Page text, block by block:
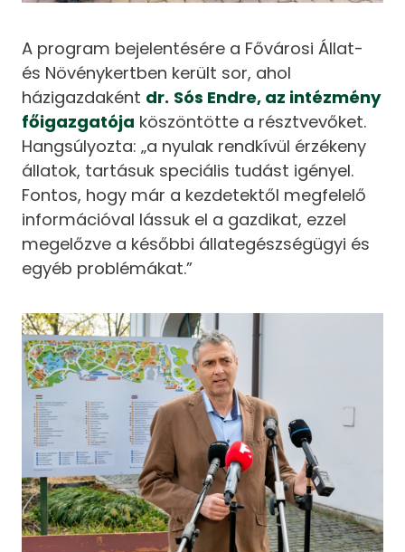
A program bejelentésére a Fővárosi Állat-
és Növénykertben került sor, ahol
házigazdaként dr. Sós Endre, az intézmény
főigazgatója köszöntötte a résztvevőket.
Hangsúlyozta: „a nyulak rendkívül érzékeny
állatok, tartásuk speciális tudást igényel.
Fontos, hogy már a kezdetektől megfelelő
információval lássuk el a gazdikat, ezzel
megelőzve a későbbi állategészségügyi és
egyéb problémákat.”